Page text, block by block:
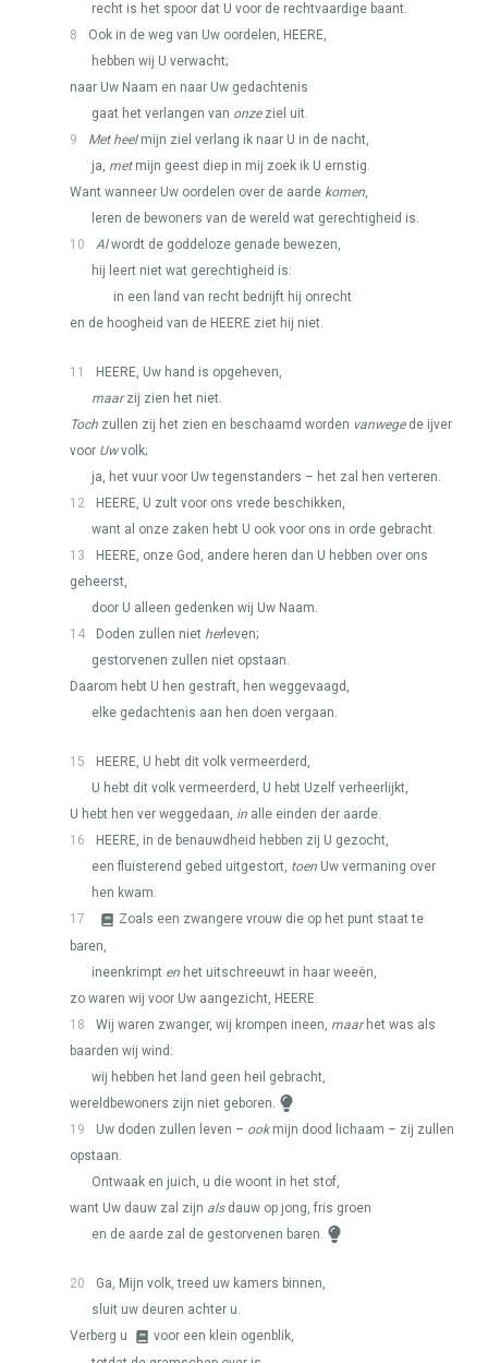
recht is het spoor dat U voor de rechtvaardige baant.
8
Ook in de weg van Uw oordelen, HEERE,
hebben wij U verwacht;
naar Uw Naam en naar Uw gedachtenis
gaat het verlangen van onzeziel uit.
9
Met heelmijn ziel verlang ik naar U in de nacht,
ja, metmijn geest diep in mij zoek ik U ernstig.
Want wanneer Uw oordelen over de aarde komen,
leren de bewoners van de wereld wat gerechtigheid is.
10
Alwordt de goddeloze genade bewezen,
hij leert niet wat gerechtigheid is:
in een land van recht bedrijft hij onrecht
en de hoogheid van de HEERE ziet hij niet.
11 HEERE, Uw hand is opgeheven,
maarzij zien het niet.
Toch zullen zij het zien en beschaamd worden vanwegede ijver
voor Uwvolk;
ja, het vuur voor Uw tegenstanders – het zal hen verteren.
12
HEERE, U zult voor ons vrede beschikken,
want al onze zaken hebt U ook voor ons in orde gebracht.
13
HEERE, onze God, andere heren dan U hebben over ons
geheerst,
door U alleen gedenken wij Uw Naam.
14
Doden zullen niet herleven;
gestorvenen zullen niet opstaan.
Daarom hebt U hen gestraft, hen weggevaagd,
elke gedachtenis aan hen doen vergaan.
15 HEERE, U hebt dit volk vermeerderd,
U hebt dit volk vermeerderd, U hebt Uzelf verheerlijkt,
U hebt hen ver weggedaan, in alle einden der aarde.
16
HEERE, in de benauwdheid hebben zij U gezocht,
een fluisterend gebed uitgestort, toen Uw vermaning over
hen kwam.
17
Zoals een zwangere vrouw die op het punt staat te
baren,
ineenkrimpt en het uitschreeuwt in haar weeën,
zo waren wij voor Uw aangezicht, HEERE.
18
Wij waren zwanger, wij krompen ineen, maarhet was als
baarden wij wind:
wij hebben het land geen heil gebracht,
wereldbewoners zijn niet geboren.
19
Uw doden zullen leven – ookmijn dood lichaam – zij zullen
opstaan.
Ontwaak en juich, u die woont in het stof,
want Uw dauw zal zijn alsdauw op jong, fris groen
en de aarde zal de gestorvenen baren.
20
Ga, Mijn volk, treed uw kamers binnen,
sluit uw deuren achter u.
Verberg u
voor een klein ogenblik,